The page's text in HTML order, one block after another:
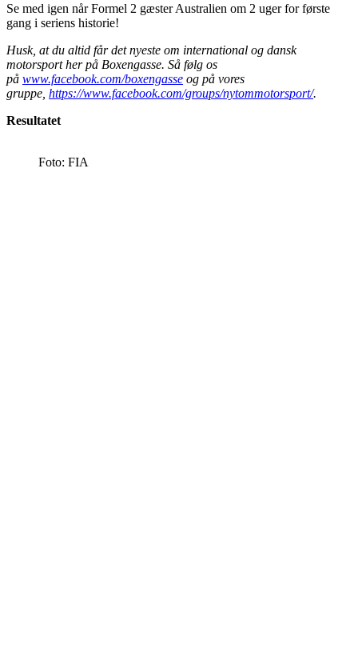
Se med igen når Formel 2 gæster Australien om 2 uger for første
gang i seriens historie!
Husk, at du altid får det nyeste om international og dansk
motorsport her på Boxengasse. Så følg os
på www.facebook.com/boxengasse og på vores
gruppe, https://www.facebook.com/groups/nytommotorsport/.
Resultatet
Foto: FIA